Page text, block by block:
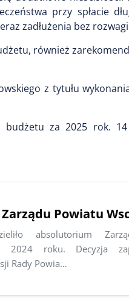
przy spłacie
zadłużenia bez
również
z tytułu
budżetu za 2025 rok.
Powiatu
absolutorium
2024 roku. Decyzja
Rady Powia…